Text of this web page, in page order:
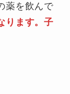
薬を飲んで
ります。子